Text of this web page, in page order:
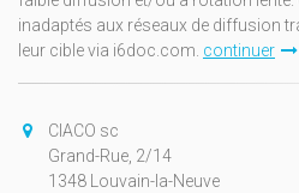
inadaptés aux réseaux de diffusion
leur cible via i6doc.com. continuer
CIACO sc
Grand-Rue, 2/14
1348 Louvain-la-Neuve